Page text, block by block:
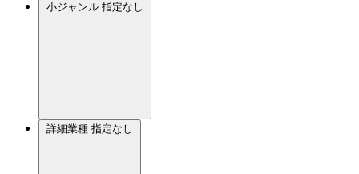
小ジャンル 指定なし
詳細業種 指定なし